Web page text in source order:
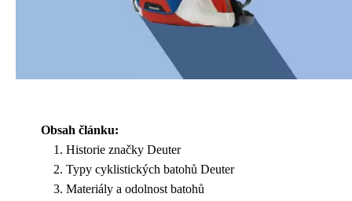
Obsah článku:
Historie značky Deuter
Typy cyklistických batohů Deuter
Materiály a odolnost batohů